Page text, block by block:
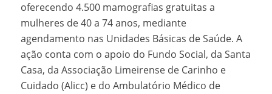
oferecendo 4.500 mamografias gratuitas a
mulheres de 40 a 74 anos, mediante
agendamento nas Unidades Básicas de Saúde. A
ação conta com o apoio do Fundo Social, da Santa
Casa, da Associação Limeirense de Carinho e
Cuidado (Alicc) e do Ambulatório Médico de